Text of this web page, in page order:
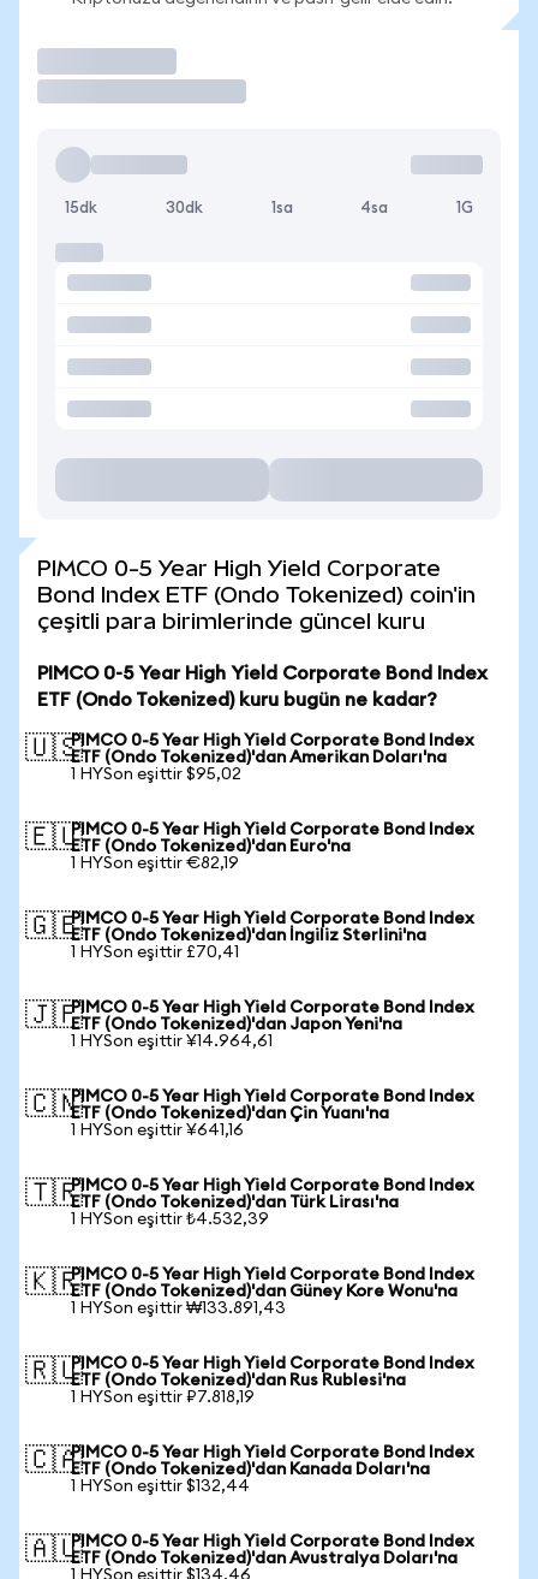
15dk 30dk 1sa 4sa 1G
PIMCO 0-5 Year High Yield Corporate
Bond Index ETF (Ondo Tokenized) coin'in
çeşitli para birimlerinde güncel kuru
PIMCO 0-5 Year High Yield Corporate Bond Index
ETF (Ondo Tokenized) kuru bugün ne kadar?
🇺🇸PIMCO 0-5 Year High Yield Corporate Bond Index
ETF (Ondo Tokenized)'dan Amerikan Doları'na
1 HYSon eşittir $95,02
🇪🇺PIMCO 0-5 Year High Yield Corporate Bond Index
ETF (Ondo Tokenized)'dan Euro'na
1 HYSon eşittir €82,19
🇬🇧PIMCO 0-5 Year High Yield Corporate Bond Index
ETF (Ondo Tokenized)'dan İngiliz Sterlini'na
1 HYSon eşittir £70,41
🇯🇵PIMCO 0-5 Year High Yield Corporate Bond Index
ETF (Ondo Tokenized)'dan Japon Yeni'na
1 HYSon eşittir ¥14.964,61
🇨🇳PIMCO 0-5 Year High Yield Corporate Bond Index
ETF (Ondo Tokenized)'dan Çin Yuanı'na
1 HYSon eşittir ¥641,16
🇹🇷PIMCO 0-5 Year High Yield Corporate Bond Index
ETF (Ondo Tokenized)'dan Türk Lirası'na
1 HYSon eşittir ₺4.532,39
🇰🇷PIMCO 0-5 Year High Yield Corporate Bond Index
ETF (Ondo Tokenized)'dan Güney Kore Wonu'na
1 HYSon eşittir ₩133.891,43
🇷🇺PIMCO 0-5 Year High Yield Corporate Bond Index
ETF (Ondo Tokenized)'dan Rus Rublesi'na
1 HYSon eşittir ₽7.818,19
🇨🇦PIMCO 0-5 Year High Yield Corporate Bond Index
ETF (Ondo Tokenized)'dan Kanada Doları'na
1 HYSon eşittir $132,44
🇦🇺PIMCO 0-5 Year High Yield Corporate Bond Index
ETF (Ondo Tokenized)'dan Avustralya Doları'na
1 HYSon eşittir $134,46